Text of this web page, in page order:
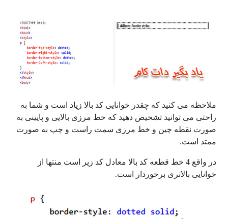
ملاحظه می کنید که چقدر خوانایی کد بالا زیاد است و شما به
راحتی می توانید تشخیص دهید که خط مرزی بالایی و پایینی به
صورت نقطه چین و خط مرزی سمت راست و چپ به صورت
ممتد است.
در واقع 4 خط قطعه کد بالا معادل کد زیر است منتها از
خوانایی بالاتری برخوردار است.